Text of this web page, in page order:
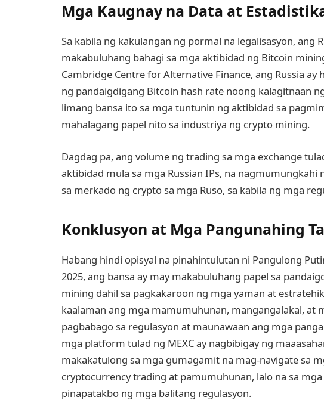
Mga Kaugnay na Data at
Sa kabila ng kakulangan ng pormal na legalisasyon, ang
makabuluhang bahagi sa mga aktibidad ng Bitcoin
Cambridge Centre for Alternative Finance, ang Russia
ng pandaigdigang Bitcoin hash rate noong kalagitnaan
limang bansa ito sa mga tuntunin ng aktibidad sa
mahalagang papel nito sa industriya ng crypto mining.
Dagdag pa, ang volume ng trading sa mga exchange
aktibidad mula sa mga Russian IPs, na
sa merkado ng crypto sa mga Ruso, sa kabila ng mga
Konklusyon at Mga Pangunahing
Habang hindi opisyal na pinahintulutan ni Pangulong
2025, ang bansa ay may makabuluhang papel sa
mining dahil sa pagkakaroon ng mga yaman at
kaalaman ang mga mamumuhunan, mangangalakal, at
pagbabago sa regulasyon at maunawaan ang mga
mga platform tulad ng MEXC ay nagbibigay ng
makakatulong sa mga gumagamit na mag-navigate sa
cryptocurrency trading at pamumuhunan, lalo na sa
pinapatakbo ng mga balitang regulasyon.